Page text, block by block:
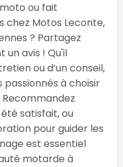
ou fait
Motos Leconte,
? Partagez
un avis ! Qu'il
ou d’un conseil,
à choisir
satisfait, ou
pour guider les
est essentiel
motarde à